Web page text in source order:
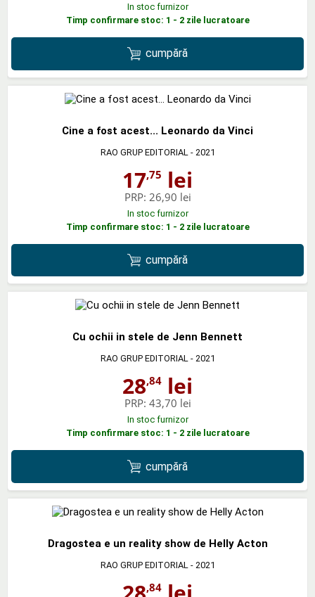
In stoc furnizor
Timp confirmare stoc: 1 - 2 zile lucratoare
cumpără
Cine a fost acest... Leonardo da Vinci
RAO GRUP EDITORIAL - 2021
17,75 lei
PRP: 26,90 lei
In stoc furnizor
Timp confirmare stoc: 1 - 2 zile lucratoare
cumpără
Cu ochii in stele de Jenn Bennett
RAO GRUP EDITORIAL- 2021
28,84 lei
PRP: 43,70 lei
In stoc furnizor
Timp confirmare stoc: 1 - 2 zile lucratoare
cumpără
Dragostea e un reality show de Helly Acton
RAO GRUP EDITORIAL- 2021
,84